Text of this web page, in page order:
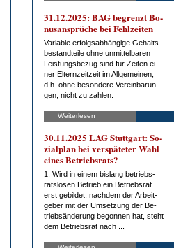
31.12.2025: BAG be­grenzt Bo­
nus­an­sprü­che bei Fehl­zei­ten
Va­ria­ble er­folgs­ab­hän­gi­ge Ge­halts­
be­stand­tei­le oh­ne un­mit­tel­ba­ren
Leis­tungs­be­zug sind für Zei­ten ei­
ner El­tern­zeit­zeit im All­ge­mei­nen,
d.h. oh­ne be­son­de­re Ver­ein­ba­run­
gen, nicht zu zah­len.
Weiterlesen
30.11.2025 LAG Stutt­gart: So­
zi­al­plan bei ver­spä­te­ter Wahl
ei­nes Be­triebs­rats?
1. Wird in ei­nem bis­lang be­triebs­
rats­lo­sen Be­trieb ein Be­triebs­rat
erst ge­bil­det, nach­dem der Ar­beit­
ge­ber mit der Um­set­zung der Be­
trieb­s­än­de­rung be­gon­nen hat, steht
dem Be­triebs­rat nach ...